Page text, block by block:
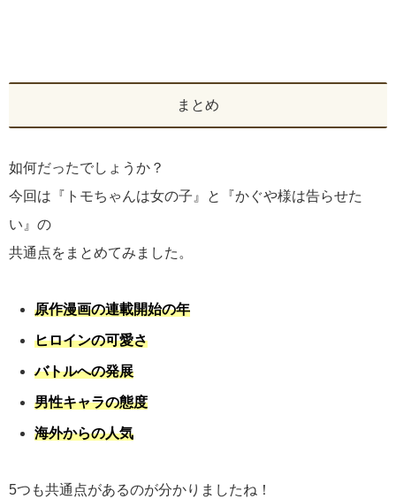
まとめ
如何だったでしょうか？
今回は『トモちゃんは女の子』と『かぐや様は告らせた
い』の
共通点をまとめてみました。
原作漫画の連載開始の年
ヒロインの可愛さ
バトルへの発展
男性キャラの態度
海外からの人気
5つも共通点があるのが分かりましたね！